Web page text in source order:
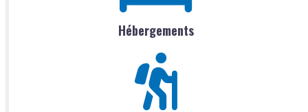
Hébergements